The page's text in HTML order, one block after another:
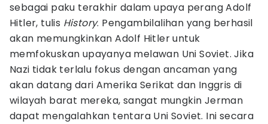
sebagai paku terakhir dalam upaya perang Adolf
Hitler, tulis History. Pengambilalihan yang berhasil
akan memungkinkan Adolf Hitler untuk
memfokuskan upayanya melawan Uni Soviet. Jika
Nazi tidak terlalu fokus dengan ancaman yang
akan datang dari Amerika Serikat dan Inggris di
wilayah barat mereka, sangat mungkin Jerman
dapat mengalahkan tentara Uni Soviet. Ini secara